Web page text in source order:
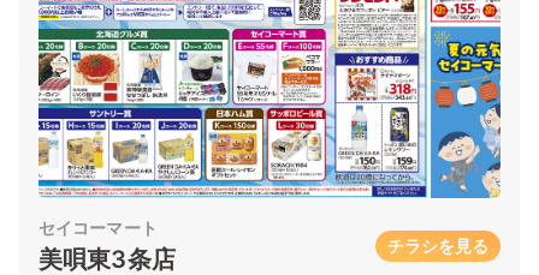
セイコーマート
美唄東3条店 チラシを見る